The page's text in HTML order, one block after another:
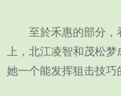
至於禾惠的部分，
上，北江凌智和茂松
她一个能发挥狙击技巧